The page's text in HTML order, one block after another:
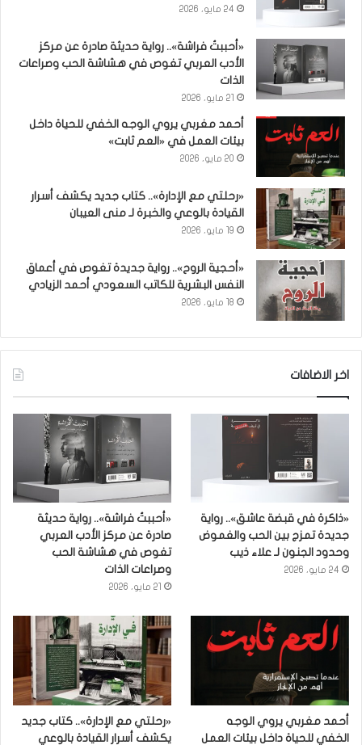
24 مايو، 2026
«أحببتُ فراشة».. رواية حديثة صادرة عن مركز
الأدب العربي تغوص في هشاشة الحب وصراعات
الذات
21 مايو، 2026
أحمد مغربي يروي الوجه الخفي للحياة داخل
بيئات العمل في «العم ثابت»
20 مايو، 2026
«رحلتي مع الإدارة».. كتاب جديد يكشف أسرار
القيادة بالوعي والخبرة لـ منى العيبان
19 مايو، 2026
«أحجية الروح».. رواية جديدة تغوص في أعماق
النفس البشرية للكاتب السعودي أحمد الزيادي
18 مايو، 2026
اخر الاضافات
«ذاكرة في قبضة عاشق».. رواية
جديدة تمزج بين الحب والغموض
وحدود الجنون لـ علاء ذيب
24 مايو، 2026
«أحببتُ فراشة».. رواية حديثة
صادرة عن مركز الأدب العربي
تغوص في هشاشة الحب
وصراعات الذات
21 مايو، 2026
أحمد مغربي يروي الوجه
الخفي للحياة داخل بيئات العمل
«رحلتي مع الإدارة».. كتاب جديد
يكشف أسرار القيادة بالوعي